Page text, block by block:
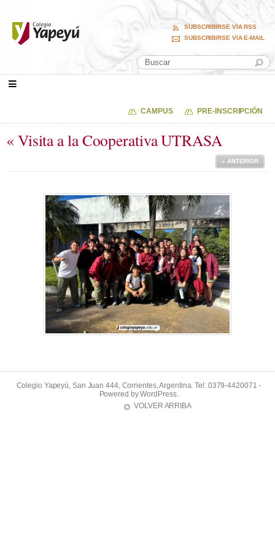
SUBSCRIBIRSE VIA RSS
SUBSCRIBIRSE VIA E-MAIL
CAMPUS PRE-INSCRIPCIÓN
« Visita a la Cooperativa UTRASA
« ANTERIOR
Colegio Yapeyú, San Juan 444, Corrientes, Argentina. Tel: 0379-4420071 -
Powered byWordPress.
VOLVER ARRIBA